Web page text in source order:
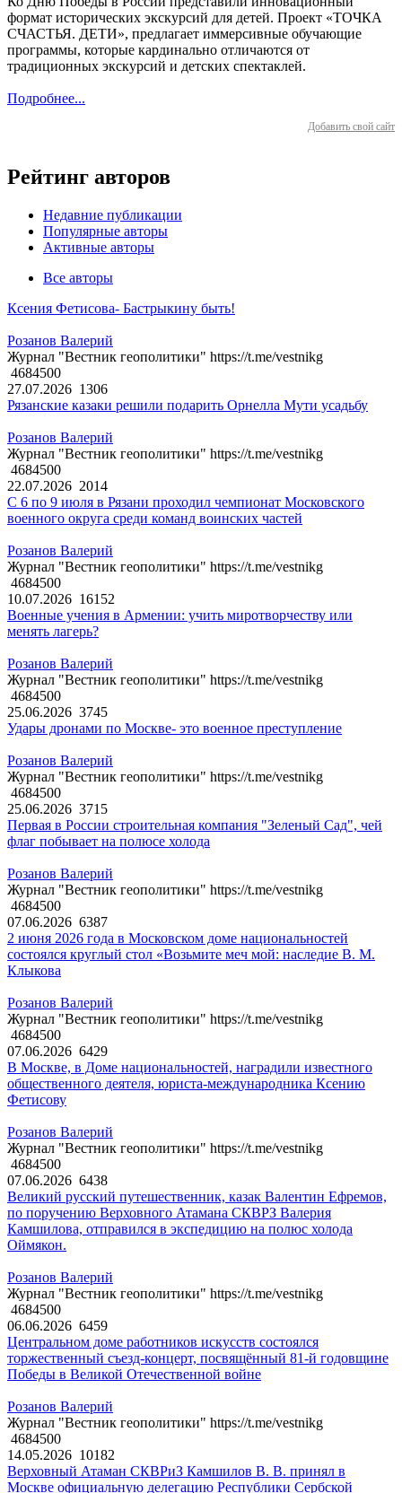
формат исторических экскурсий для детей. Проект «ТОЧКА
СЧАСТЬЯ. ДЕТИ», предлагает иммерсивные обучающие
программы, которые кардинально отличаются от
традиционных экскурсий и детских спектаклей.
Подробнее...
Добавить свой сайт
Рейтинг авторов
Недавние публикации
Популярные авторы
Активные авторы
Все авторы
Ксения Фетисова- Бастрыкину быть!
Розанов Валерий
Журнал "Вестник геополитики" https://t.me/vestnikg
4684500
27.07.2026 1306
Рязанские казаки решили подарить Орнелла Мути усадьбу
Розанов Валерий
Журнал "Вестник геополитики" https://t.me/vestnikg
4684500
22.07.2026 2014
С 6 по 9 июля в Рязани проходил чемпионат Московского
военного округа среди команд воинских частей
Розанов Валерий
Журнал "Вестник геополитики" https://t.me/vestnikg
4684500
10.07.2026 16152
Военные учения в Армении: учить миротворчеству или
менять лагерь?
Розанов Валерий
Журнал "Вестник геополитики" https://t.me/vestnikg
4684500
25.06.2026 3745
Удары дронами по Москве- это военное преступление
Розанов Валерий
Журнал "Вестник геополитики" https://t.me/vestnikg
4684500
25.06.2026 3715
Первая в России строительная компания "Зеленый Сад", чей
флаг побывает на полюсе холода
Розанов Валерий
Журнал "Вестник геополитики" https://t.me/vestnikg
4684500
07.06.2026 6387
2 июня 2026 года в Московском доме национальностей
состоялся круглый стол «Возьмите меч мой: наследие В. М.
Клыкова
Розанов Валерий
Журнал "Вестник геополитики" https://t.me/vestnikg
4684500
07.06.2026 6429
В Москве, в Доме национальностей, наградили известного
общественного деятеля, юриста-международника Ксению
Фетисову
Розанов Валерий
Журнал "Вестник геополитики" https://t.me/vestnikg
4684500
07.06.2026 6438
Великий русский путешественник, казак Валентин Ефремов,
по поручению Верховного Атамана СКВРЗ Валерия
Камшилова, отправился в экспедицию на полюс холода
Оймякон.
Розанов Валерий
Журнал "Вестник геополитики" https://t.me/vestnikg
4684500
06.06.2026 6459
Центральном доме работников искусств состоялся
торжественный съезд-концерт, посвящённый 81-й годовщине
Победы в Великой Отечественной войне
Розанов Валерий
Журнал "Вестник геополитики" https://t.me/vestnikg
4684500
14.05.2026 10182
Верховный Атаман СКВРиЗ Камшилов В. В. принял в
Москве официальную делегацию Республики Сербской